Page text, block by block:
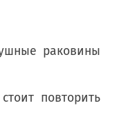
раковины
повторить